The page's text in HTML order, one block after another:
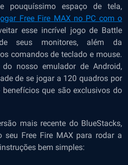
pouquíssimo espaço de tela,
Free Fire MAX no PC com o
esse incrível jogo de Battle
seus monitores, além da
comandos de teclado e mouse.
nosso emulador de Android,
de se jogar a 120 quadros por
que são exclusivos do
mais recente do BlueStacks,
seu Free Fire MAX para rodar a
bem simples: